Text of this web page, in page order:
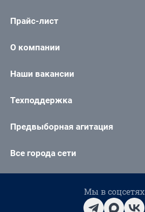
Прайс-лист
О компании
Наши вакансии
Техподдержка
Предвыборная агитация
Все города сети
Мы в соцсетях